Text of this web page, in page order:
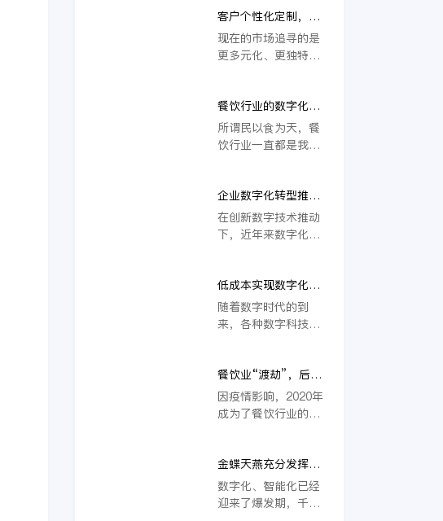
的使用中效果更好，
而且在具体的财务工
作方面也能够发挥的
要注意，下面关于财
务转型工作方式的探
讨也很重要。
客户个性化定制，企
业数字化管理平台星
空PLM云
现在的市场追寻的是
更多元化、更独特的
对商品的追求更加的
个性化、多样化。
餐饮行业的数字化转
型助手，餐饮云有哪
些妙处？
所谓民以食为天，餐
饮行业一直都是我国
食安全问题的餐饮行
业，无论是在味道还
是食品卫生方面都是
企业数字化转型推
进，全面预算管理助
推高质量发展
在创新数字技术推动
下，近年来数字化转
始感受到数字化带来
的便利，企业也由此
越发重视数字化转型
进，转型又将在哪些
具体场景下发挥作
用，思考与实践仍需
积极进行。
低成本实现数字化转
型，低代码平台让企
业高效转型
随着数字时代的到
来，各种数字科技给
上的APP来说，各种
各样的APP五花八
门，打车软件、外面
方便了不少。而这些
软件的背后，都是那
些勤勤恳恳的程序员
的功劳。
餐饮业“渡劫”，后疫
情时代餐饮业的管理
转型之路
因疫情影响，2020年
成为了餐饮行业的重
或网红推荐、广告宣
传就能取得不错的营
业额。但今后餐饮店
金蝶天燕充分发挥自
身优势，助力企业实
现数字化转型
数字化、智能化已经
迎来了爆发期，千行